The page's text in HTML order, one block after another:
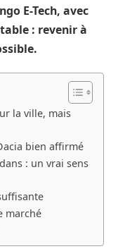
E-Tech, avec
: revenir à
la ville, mais
bien affirmé
: un vrai sens
marché